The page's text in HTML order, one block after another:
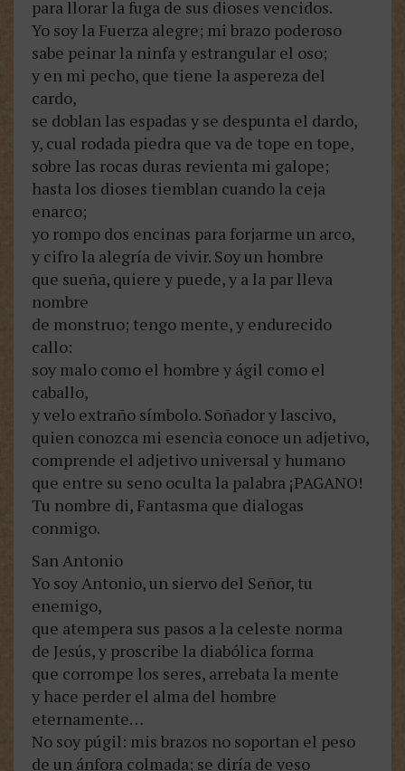
para llorar la fuga de sus dioses vencidos.
Yo soy la Fuerza alegre; mi brazo poderoso
sabe peinar la ninfa y estrangular el oso;
y en mi pecho, que tiene la aspereza del
cardo,
se doblan las espadas y se despunta el dardo,
y, cual rodada piedra que va de tope en tope,
sobre las rocas duras revienta mi galope;
hasta los dioses tiemblan cuando la ceja
enarco;
yo rompo dos encinas para forjarme un arco,
y cifro la alegría de vivir. Soy un hombre
que sueña, quiere y puede, y a la par lleva
nombre
de monstruo; tengo mente, y endurecido
callo:
soy malo como el hombre y ágil como el
caballo,
y velo extraño símbolo. Soñador y lascivo,
quien conozca mi esencia conoce un adjetivo,
comprende el adjetivo universal y humano
que entre su seno oculta la palabra ¡PAGANO!
Tu nombre di, Fantasma que dialogas
conmigo.
San Antonio
Yo soy Antonio, un siervo del Señor, tu
enemigo,
que atempera sus pasos a la celeste norma
de Jesús, y proscribe la diabólica forma
que corrompe los seres, arrebata la mente
y hace perder el alma del hombre
eternamente…
No soy púgil: mis brazos no soportan el peso
de un ánfora colmada; se diría de yeso